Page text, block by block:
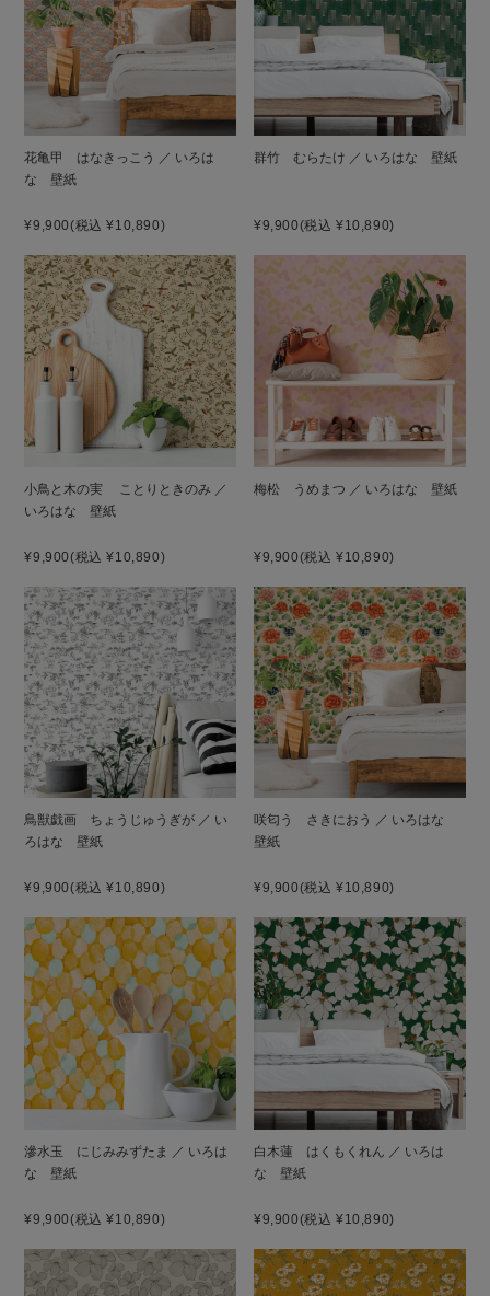
花亀甲 はなきっこう ／ いろは
な 壁紙
¥9,900(税込 ¥10,890)
群竹 むらたけ ／ いろはな 壁紙
¥9,900(税込 ¥10,890)
小鳥と木の実 ことりときのみ ／
いろはな 壁紙
¥9,900(税込 ¥10,890)
梅松 うめまつ ／ いろはな 壁紙
¥9,900(税込 ¥10,890)
鳥獣戯画 ちょうじゅうぎが ／ い
ろはな 壁紙
¥9,900(税込 ¥10,890)
咲匂う さきにおう ／ いろはな
壁紙
¥9,900(税込 ¥10,890)
滲水玉 にじみみずたま ／ いろは
な 壁紙
¥9,900(税込 ¥10,890)
白木蓮 はくもくれん ／ いろは
な 壁紙
¥9,900(税込 ¥10,890)